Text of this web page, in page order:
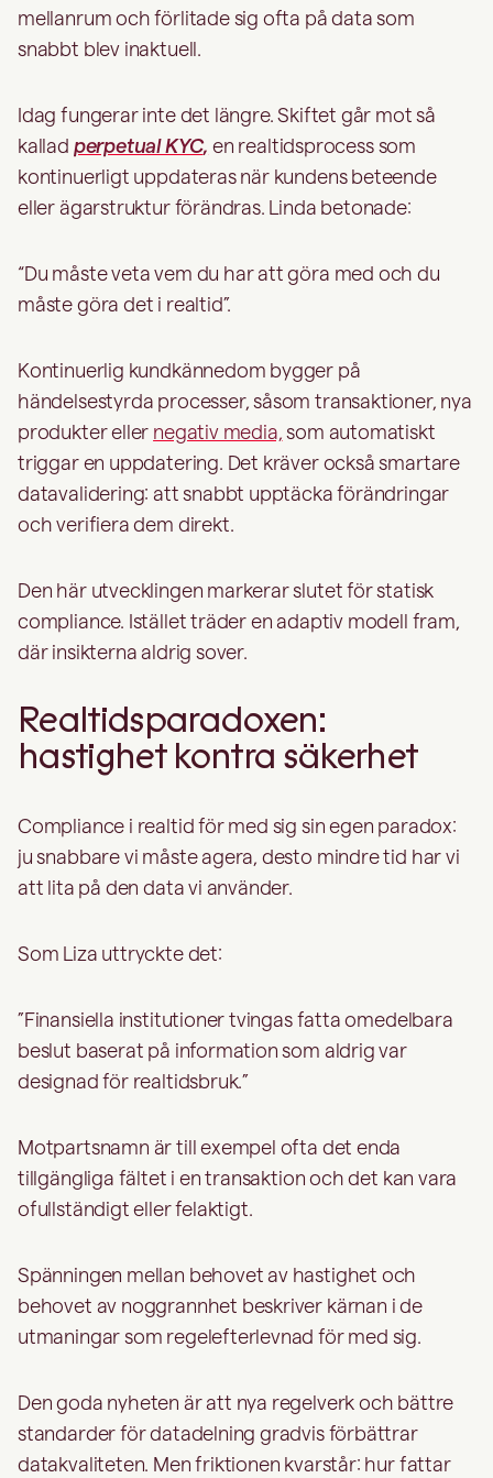
mellanrum och förlitade sig ofta på data som
snabbt blev inaktuell.
Idag fungerar inte det längre. Skiftet går mot så
kallad perpetual KYC, en realtidsprocess som
kontinuerligt uppdateras när kundens beteende
eller ägarstruktur förändras. Linda betonade:
“Du måste veta vem du har att göra med och du
måste göra det i realtid”.
Kontinuerlig kundkännedom bygger på
händelsestyrda processer, såsom transaktioner, nya
produkter eller negativ media, som automatiskt
triggar en uppdatering. Det kräver också smartare
datavalidering: att snabbt upptäcka förändringar
och verifiera dem direkt.
Den här utvecklingen markerar slutet för statisk
compliance. Istället träder en adaptiv modell fram,
där insikterna aldrig sover.
Realtidsparadoxen:
hastighet kontra säkerhet
Compliance i realtid för med sig sin egen paradox:
ju snabbare vi måste agera, desto mindre tid har vi
att lita på den data vi använder.
Som Liza uttryckte det:
”Finansiella institutioner tvingas fatta omedelbara
beslut baserat på information som aldrig var
designad för realtidsbruk.”
Motpartsnamn är till exempel ofta det enda
tillgängliga fältet i en transaktion och det kan vara
ofullständigt eller felaktigt.
Spänningen mellan behovet av hastighet och
behovet av noggrannhet beskriver kärnan i de
utmaningar som regelefterlevnad för med sig.
Den goda nyheten är att nya regelverk och bättre
standarder för datadelning gradvis förbättrar
datakvaliteten. Men friktionen kvarstår: hur fattar